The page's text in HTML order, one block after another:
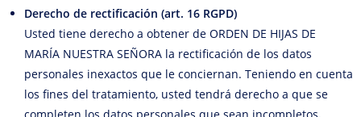
Derecho de rectificación (art. 16 RGPD)
Usted tiene derecho a obtener de ORDEN DE HIJAS DE
MARÍA NUESTRA SEÑORA la rectificación de los datos
personales inexactos que le conciernan. Teniendo en cuenta
los fines del tratamiento, usted tendrá derecho a que se